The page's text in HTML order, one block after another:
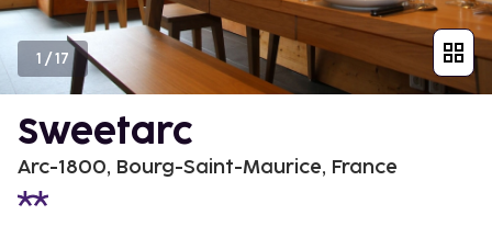
1 /17
Sweetarc
Arc-1800, Bourg-Saint-Maurice, France